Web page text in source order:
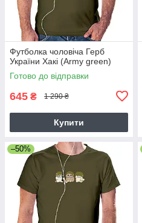
Футболка чоловіча Герб
України Хакі (Army green)
Готово до відправки
645 ₴ 1 290 ₴
Купити
–50%